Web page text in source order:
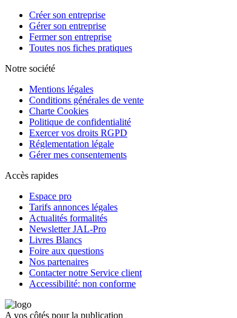
Créer son entreprise
Gérer son entreprise
Fermer son entreprise
Toutes nos fiches pratiques
Notre société
Mentions légales
Conditions générales de vente
Charte Cookies
Politique de confidentialité
Exercer vos droits RGPD
Réglementation légale
Gérer mes consentements
Accès rapides
Espace pro
Tarifs annonces légales
Actualités formalités
Newsletter JAL-Pro
Livres Blancs
Foire aux questions
Nos partenaires
Contacter notre Service client
Accessibilité: non conforme
A vos côtés pour la publication